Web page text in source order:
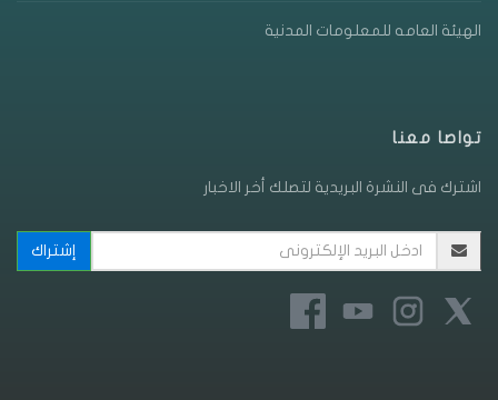
الهيئة العامه للمعلومات المدنية
تواصا معنا
اشترك فى النشرة البريدية لتصلك أخر الاخبار